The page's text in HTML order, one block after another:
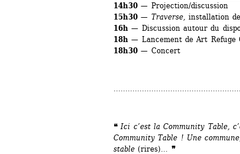
14h30 — Projection/discussion
15h30 — Traverse, installation
16h — Discussion autour du
18h — Lancement de Art Refuge
18h30 — Concert
❝ Ici c’est la Community Table,
Community Table ! Une
stable (rires) ❞